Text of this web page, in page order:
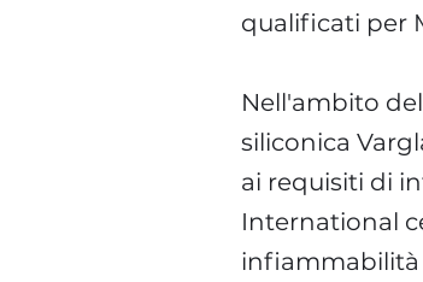
qualificati per
Nell'ambito
siliconica
ai requisiti di
International
infiammabilità